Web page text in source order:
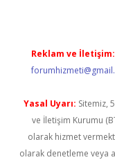
Reklam ve İletişim:
Yasal Uyarı: Sitemiz,
ve İletişim Kurumu
olarak hizmet
olarak denetleme veya